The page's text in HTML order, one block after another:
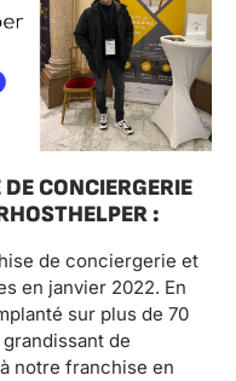
CONCIERGERIE
:
de conciergerie et
en janvier 2022. En
sur plus de 70
de
notre franchise en